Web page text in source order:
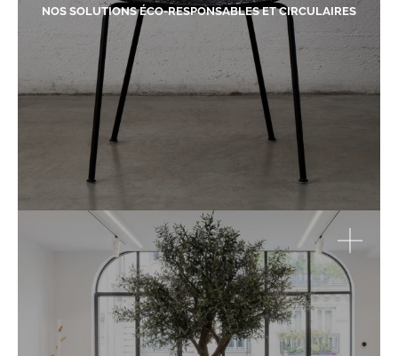
NOS SOLUTIONS ÉCO-RESPONSABLES ET CIRCULAIRES